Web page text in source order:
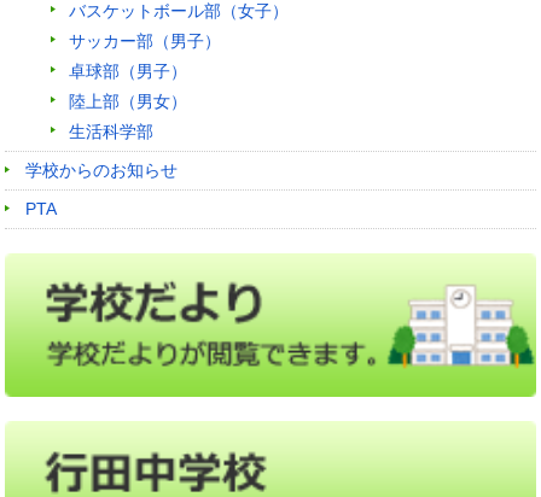
バスケットボール部（女子）
サッカー部（男子）
卓球部（男子）
陸上部（男女）
生活科学部
学校からのお知らせ
PTA